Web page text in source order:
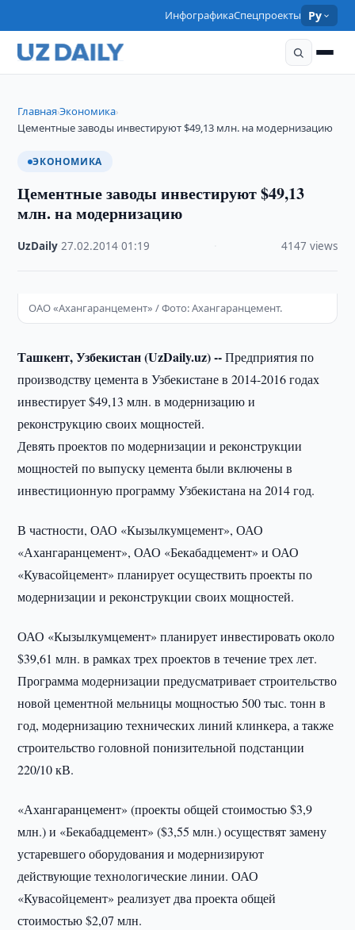
ИнфографикаСпецпроекты Ру
Главная›Экономика›
Цементные заводы инвестируют $49,13 млн. на модернизацию
ЭКОНОМИКА
Цементные заводы инвестируют $49,13
млн. на модернизацию
UzDaily ·27.02.2014 ·01:19 4147 views
ОАО «Ахангаранцемент» / Фото: Ахангаранцемент.
Ташкент, Узбекистан (UzDaily.uz) --Предприятия по
производству цемента в Узбекистане в 2014-2016 годах
инвестирует $49,13 млн. в модернизацию и
реконструкцию своих мощностей.
Девять проектов по модернизации и реконструкции
мощностей по выпуску цемента были включены в
инвестиционную программу Узбекистана на 2014 год.
В частности, ОАО «Кызылкумцемент», ОАО
«Ахангаранцемент», ОАО «Бекабадцемент» и ОАО
«Кувасойцемент» планирует осуществить проекты по
модернизации и реконструкции своих мощностей.
ОАО «Кызылкумцемент» планирует инвестировать около
$39,61 млн. в рамках трех проектов в течение трех лет.
Программа модернизации предусматривает строительство
новой цементной мельницы мощностью 500 тыс. тонн в
год, модернизацию технических линий клинкера, а также
строительство головной понизительной подстанции
220/10 кВ.
«Ахангаранцемент» (проекты общей стоимостью $3,9
млн.) и «Бекабадцемент» ($3,55 млн.) осуществят замену
устаревшего оборудования и модернизируют
действующие технологические линии. ОАО
«Кувасойцемент» реализует два проекта общей
стоимостью $2,07 млн.